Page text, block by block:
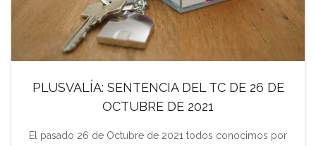
PLUSVALÍA: SENTENCIA DEL TC DE 26 DE
OCTUBRE DE 2021
El pasado 26 de Octubre de 2021 todos conocimos por